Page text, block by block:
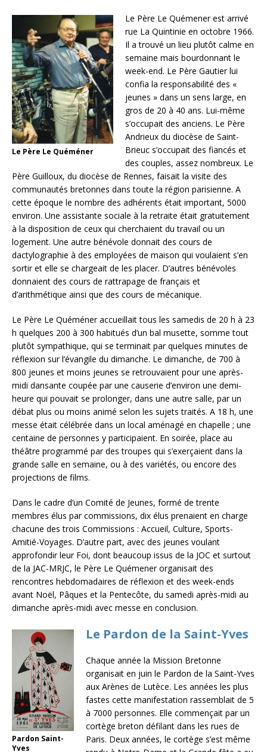
Le Père Le Quéméner
Le Père Le Quémener est arrivé
rue La Quintinie en octobre 1966.
Il a trouvé un lieu plutôt calme en
semaine mais bourdonnant le
week-end. Le Père Gautier lui
confia la responsabilité des «
jeunes » dans un sens large, en
gros de 20 à 40 ans. Lui-même
s’occupait des anciens. Le Père
Andrieux du diocèse de Saint-
Brieuc s’occupait des fiancés et
des couples, assez nombreux. Le
Père Guilloux, du diocèse de Rennes, faisait la visite des
communautés bretonnes dans toute la région parisienne. A
cette époque le nombre des adhérents était important, 5000
environ. Une assistante sociale à la retraite était gratuitement
à la disposition de ceux qui cherchaient du travail ou un
logement. Une autre bénévole donnait des cours de
dactylographie à des employées de maison qui voulaient s’en
sortir et elle se chargeait de les placer. D’autres bénévoles
donnaient des cours de rattrapage de français et
d’arithmétique ainsi que des cours de mécanique.
Le Père Le Quéméner accueillait tous les samedis de 20 h à 23
h quelques 200 à 300 habitués d’un bal musette, somme tout
plutôt sympathique, qui se terminait par quelques minutes de
réflexion sur l’évangile du dimanche. Le dimanche, de 700 à
800 jeunes et moins jeunes se retrouvaient pour une après-
midi dansante coupée par une causerie d’environ une demi-
heure qui pouvait se prolonger, dans une autre salle, par un
débat plus ou moins animé selon les sujets traités. A 18 h, une
messe était célébrée dans un local aménagé en chapelle ; une
centaine de personnes y participaient. En soirée, place au
théâtre programmé par des troupes qui s’exerçaient dans la
grande salle en semaine, ou à des variétés, ou encore des
projections de films.
Dans le cadre d’un Comité de Jeunes, formé de trente
membres élus par commissions, dix élus prenaient en charge
chacune des trois Commissions : Accueil, Culture, Sports-
Amitié-Voyages. D’autre part, avec des jeunes voulant
approfondir leur Foi, dont beaucoup issus de la JOC et surtout
de la JAC-MRJC, le Père Le Quémener organisait des
rencontres hebdomadaires de réflexion et des week-ends
avant Noël, Pâques et la Pentecôte, du samedi après-midi au
dimanche après-midi avec messe en conclusion.
Pardon Saint-
Yves
Le Pardon de la Saint-Yves
Chaque année la Mission Bretonne
organisait en juin le Pardon de la Saint-Yves
aux Arènes de Lutèce. Les années les plus
fastes cette manifestation rassemblait de 5
à 7000 personnes. Elle commençait par un
cortège breton défilant dans les rues de
Paris. Deux années, le cortège s’est même